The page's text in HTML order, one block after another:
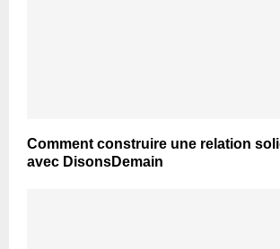
Comment construire une relation
avec DisonsDemain